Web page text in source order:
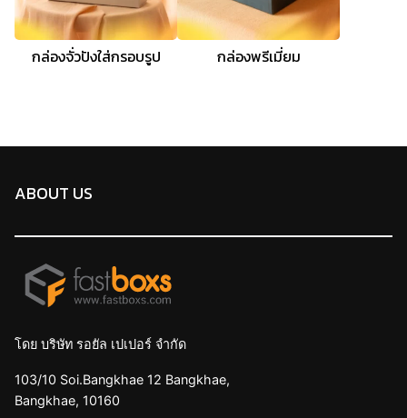
กล่องจั่วปังใส่กรอบรูป กล่องพรีเมี่ยม
ABOUT US
โดย บริษัท รอยัล เปเปอร์ จำกัด
103/10 Soi.Bangkhae 12 Bangkhae,
Bangkhae, 10160